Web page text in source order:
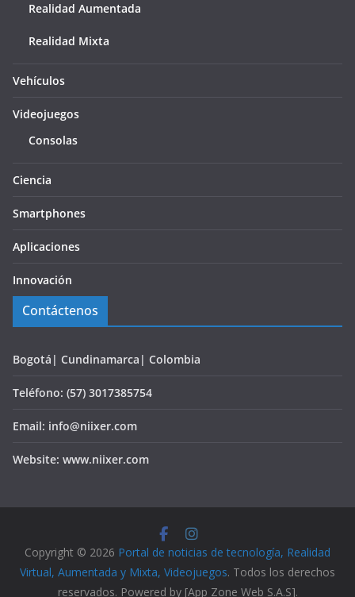
Realidad Aumentada
Realidad Mixta
Vehículos
Videojuegos
Consolas
Ciencia
Smartphones
Aplicaciones
Innovación
Contáctenos
Bogotá| Cundinamarca| Colombia
Teléfono: (57) 3017385754
Email: info@niixer.com
Website: www.niixer.com
Copyright © 2026 Portal de noticias de tecnología, Realidad
Virtual, Aumentada y Mixta, Videojuegos. Todos los derechos
reservados. Powered by [App Zone Web S.A.S].